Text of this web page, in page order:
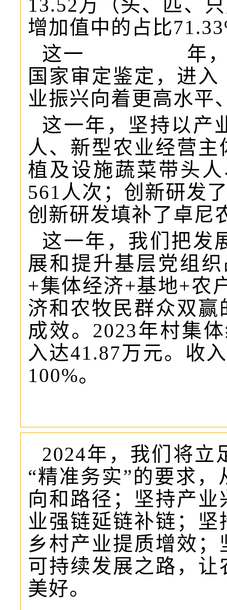
13.52万（头、匹、
增加值中的占比
这一
年
国家审定鉴定，进
业振兴向着更高水平
这一年，坚持以产
人、新型农业经营
植及设施蔬菜带头
561人次；创新研发
创新研发填补了卓尼
这一年，我们把发
展和提升基层党组
+集体经济+基地+农
济和农牧民群众双
成效。2023年村集
入达41.87万元。收
100%。
2024年，我们将立
“精准务实”的要求
向和路径；坚持产
业强链延链补链；
乡村产业提质增效
可持续发展之路，
美好。